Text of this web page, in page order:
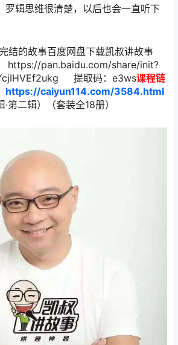
罗辑思维很清楚，以后也会一直听下
结的故事百度网盘下载凯叔讲故事
https://pan.baidu.com/share/init?
提取码：e3ws课程链
https://caiyun114.com/3584.html
第二辑）（套装全18册）